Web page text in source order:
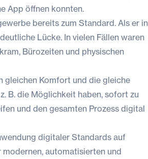
App öffnen konnten.
bereits zum Standard. Als er in
Lücke. In vielen Fällen waren
Bürozeiten und physischen
gleichen Komfort und die gleiche
B. die Möglichkeit haben, sofort zu
und den gesamten Prozess digital
digitaler Standards auf
automatisierten und